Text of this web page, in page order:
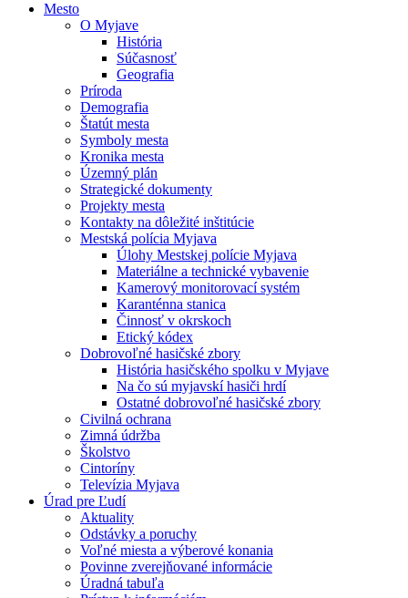
Mesto
O Myjave
História
Súčasnosť
Geografia
Príroda
Demografia
Štatút mesta
Symboly mesta
Kronika mesta
Územný plán
Strategické dokumenty
Projekty mesta
Kontakty na dôležité inštitúcie
Mestská polícia Myjava
Úlohy Mestskej polície Myjava
Materiálne a technické vybavenie
Kamerový monitorovací systém
Karanténna stanica
Činnosť v okrskoch
Etický kódex
Dobrovoľné hasičské zbory
História hasičského spolku v Myjave
Na čo sú myjavskí hasiči hrdí
Ostatné dobrovoľné hasičské zbory
Civilná ochrana
Zimná údržba
Školstvo
Cintoríny
Televízia Myjava
Úrad pre Ľudí
Aktuality
Odstávky a poruchy
Voľné miesta a výberové konania
Povinne zverejňované informácie
Úradná tabuľa